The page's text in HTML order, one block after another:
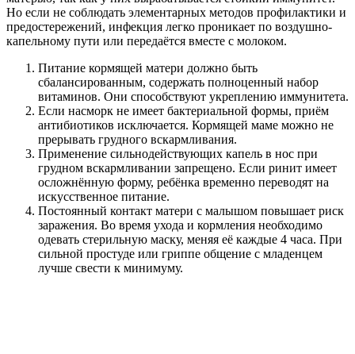
Но если не соблюдать элементарных методов профилактики и
предостережений, инфекция легко проникает по воздушно-
капельному пути или передаётся вместе с молоком.
Питание кормящей матери должно быть
сбалансированным, содержать полноценный набор
витаминов. Они способствуют укреплению иммунитета.
Если насморк не имеет бактериальной формы, приём
антибиотиков исключается. Кормящей маме можно не
прерывать грудного вскармливания.
Применение сильнодействующих капель в нос при
грудном вскармливании запрещено. Если ринит имеет
осложнённую форму, ребёнка временно переводят на
искусственное питание.
Постоянный контакт матери с малышом повышает риск
заражения. Во время ухода и кормления необходимо
одевать стерильную маску, меняя её каждые 4 часа. При
сильной простуде или гриппе общение с младенцем
лучше свести к минимуму.